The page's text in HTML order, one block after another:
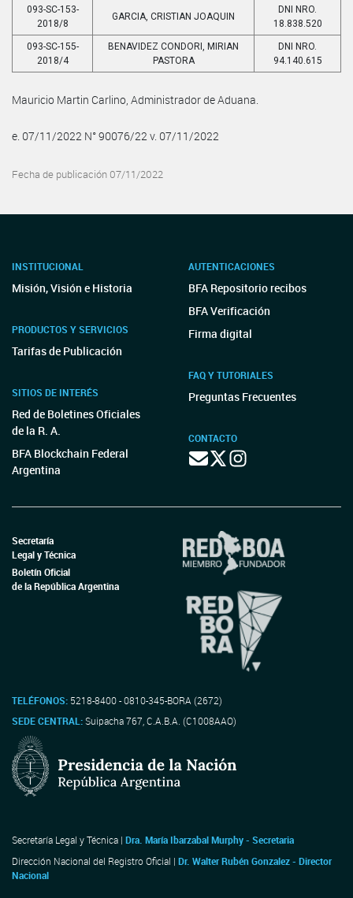
093-SC-153-
2018/8
GARCIA, CRISTIAN JOAQUIN
DNI NRO.
18.838.520
093-SC-155-
2018/4
BENAVIDEZ CONDORI, MIRIAN
PASTORA
DNI NRO.
94.140.615
Mauricio Martin Carlino, Administrador de Aduana.
e. 07/11/2022 N° 90076/22 v. 07/11/2022
Fecha de publicación 07/11/2022
INSTITUCIONAL
Misión, Visión e Historia
PRODUCTOS Y SERVICIOS
Tarifas de Publicación
SITIOS DE INTERÉS
Red de Boletines Oficiales
de la R. A.
BFA Blockchain Federal
Argentina
AUTENTICACIONES
BFA Repositorio recibos
BFA Verificación
Firma digital
FAQ Y TUTORIALES
Preguntas Frecuentes
CONTACTO
Secretaría
Legal y Técnica
Boletín Oficial
de la República Argentina
TELÉFONOS: 5218-8400 - 0810-345-BORA (2672)
SEDE CENTRAL:Suipacha 767, C.A.B.A. (C1008AAO)
Secretaría Legal y Técnica | Dra. María Ibarzabal Murphy - Secretaria
Dirección Nacional del Registro Oficial | Dr. Walter Rubén Gonzalez - Director
Nacional